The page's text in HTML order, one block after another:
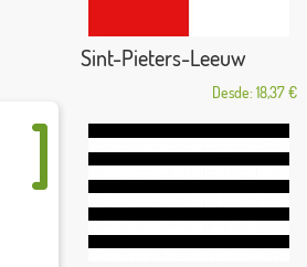
Sint-Pieters-Leeuw
Desde: 18,37 €